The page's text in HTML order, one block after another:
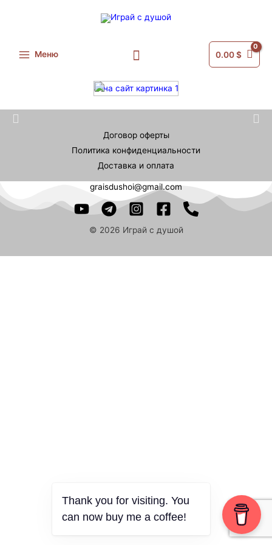
Меню 0.00$
Договор оферты
Политика конфиденциальности
Доставка и оплата
graisdushoi@gmail.com
© 2026 Играй с душой
Thank you for visiting. You
can now buy me a coffee!